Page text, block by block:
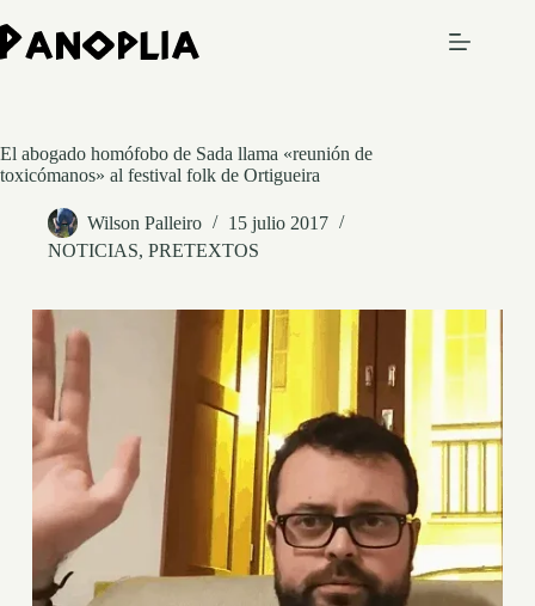
al
contenido
El abogado homófobo de Sada llama «reunión de
toxicómanos» al festival folk de Ortigueira
Wilson Palleiro
15 julio 2017
NOTICIAS, PRETEXTOS